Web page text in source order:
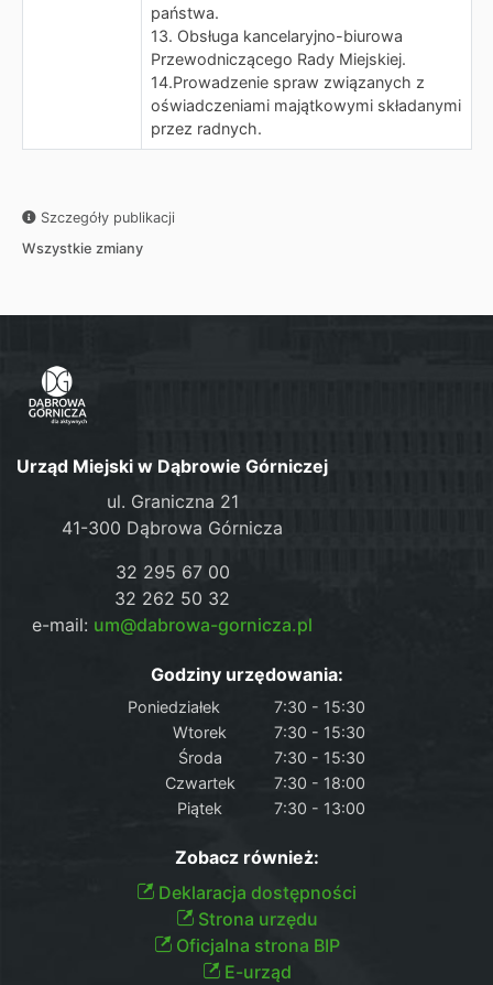
państwa.
13. Obsługa kancelaryjno-biurowa
Przewodniczącego Rady Miejskiej.
14.Prowadzenie spraw związanych z
oświadczeniami majątkowymi składanymi
przez radnych.
Szczegóły publikacji
Wszystkie zmiany
Urząd Miejski w Dąbrowie Górniczej
ul. Graniczna 21
41-300 Dąbrowa Górnicza
32 295 67 00
32 262 50 32
e-mail: um@dabrowa-gornicza.pl
Godziny urzędowania:
Poniedziałek
7:30 - 15:30
Wtorek
7:30 - 15:30
Środa
7:30 - 15:30
Czwartek
7:30 - 18:00
Piątek
7:30 - 13:00
Zobacz również:
Deklaracja dostępności
Strona urzędu
Oficjalna strona BIP
E-urząd